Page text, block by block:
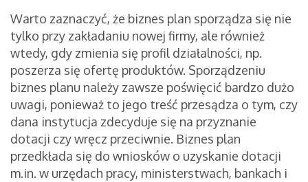
Warto zaznaczyć, że biznes plan sporządza się nie
tylko przy zakładaniu nowej firmy, ale również
wtedy, gdy zmienia się profil działalności, np.
poszerza się ofertę produktów. Sporządzeniu
biznes planu należy zawsze poświęcić bardzo dużo
uwagi, ponieważ to jego treść przesądza o tym, czy
dana instytucja zdecyduje się na przyznanie
dotacji czy wręcz przeciwnie. Biznes plan
przedkłada się do wniosków o uzyskanie dotacji
m.in. w urzędach pracy, ministerstwach, bankach i